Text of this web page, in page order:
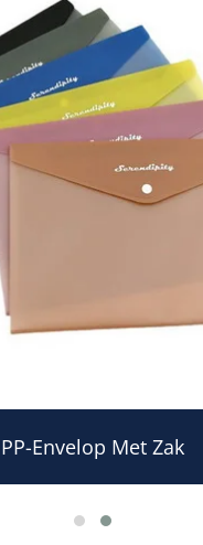
PP-Envelop Met Zak